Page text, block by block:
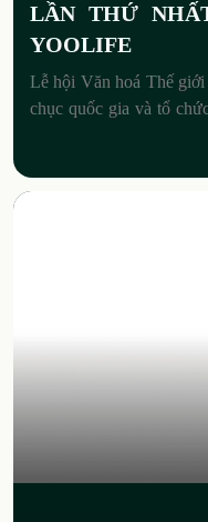
LẦN THỨ
YOOLIFE
Lễ hội Văn hoá Thế
chục quốc gia và tổ